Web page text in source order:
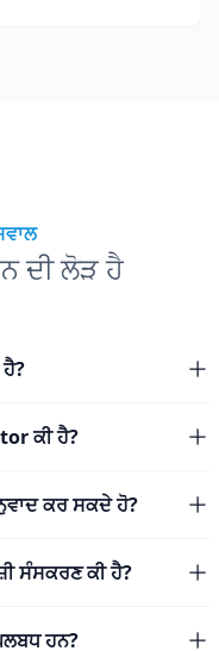
ਦੀ ਲੋੜ ਹੈ
ਕੀ ਹੈ?
ਕਰ ਸਕਦੇ ਹੋ?
ਸੰਸਕਰਣ ਕੀ ਹੈ?
ਹਨ?